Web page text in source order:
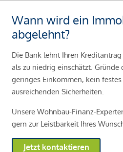
Wann wird ein
abgelehnt?
Die Bank lehnt Ihren
als zu niedrig einschätzt. Gründe
geringes Einkommen, kein
ausreichenden Sicherheiten.
Unsere Wohnbau-Finanz-
gern zur Leistbarkeit Ihres
Jetzt kontaktieren